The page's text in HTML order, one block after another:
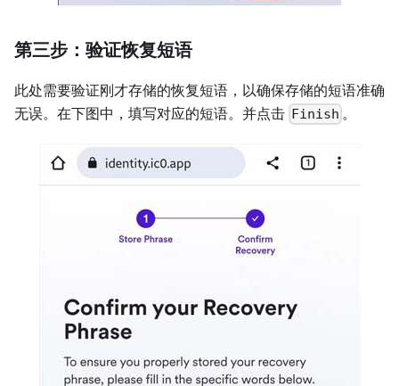
第三步：验证恢复短语
此处需要验证刚才存储的恢复短语，以确保存储的短语准确
无误。在下图中，填写对应的短语。并点击 Finish 。